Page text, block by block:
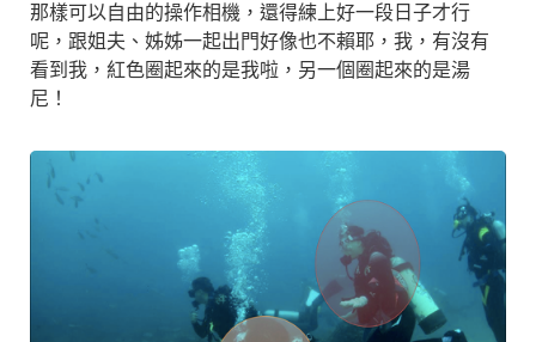
那樣可以自由的操作相機，還得練上好一段日子才行
呢，跟姐夫、姊姊一起出門好像也不賴耶，我，有沒有
看到我，紅色圈起來的是我啦，另一個圈起來的是湯
尼！